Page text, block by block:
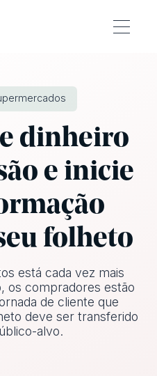
dinheiro
e inicie
folheto
está cada vez mais
os compradores estão
de cliente que
deve ser transferido
alvo.